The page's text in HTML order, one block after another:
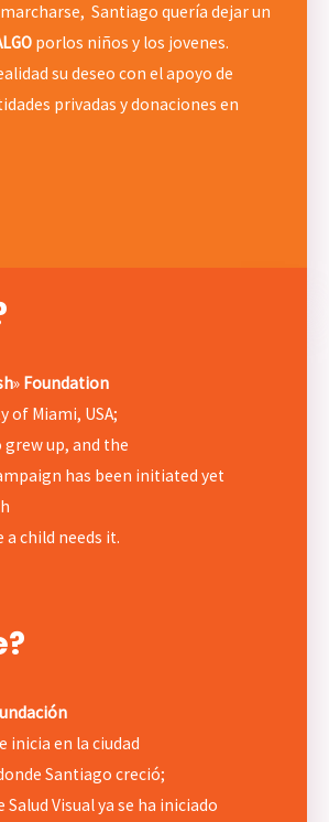
Santiago quería dejar un
porlos niños y los jovenes.
su deseo con el apoyo de
privadas y donaciones en
» Foundation
of Miami, USA;
up, and the
has been initiated yet
a child needs it.
inicia en la ciudad
Santiago creció;
Salud Visual ya se ha iniciado